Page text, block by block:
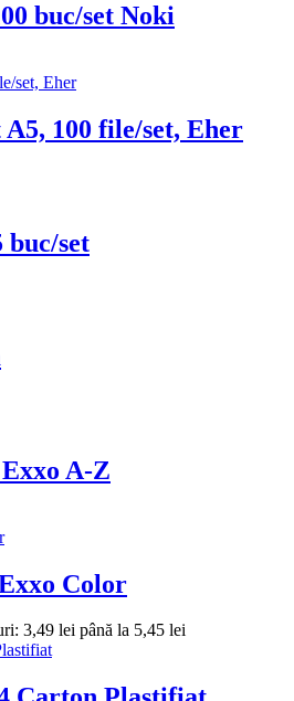
buc/set Noki
100 file/set, Eher
buc/set
A-Z
Color
3,49 lei până la 5,45 lei